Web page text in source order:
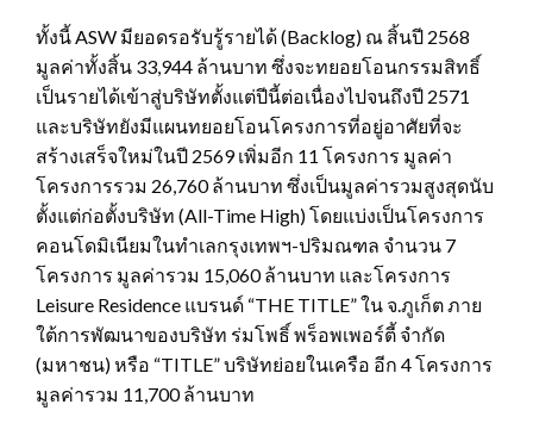
ทั้งนี้ ASW มียอดรอรับรู้รายได้ (Backlog) ณ สิ้นปี 2568
มูลค่าทั้งสิ้น 33,944 ล้านบาท ซึ่งจะทยอยโอนกรรมสิทธิ์
เป็นรายได้เข้าสู่บริษัทตั้งแต่ปีนี้ต่อเนื่องไปจนถึงปี 2571
และบริษัทยังมีแผนทยอยโอนโครงการที่อยู่อาศัยที่จะ
สร้างเสร็จใหม่ในปี 2569 เพิ่มอีก 11 โครงการ มูลค่า
โครงการรวม 26,760 ล้านบาท ซึ่งเป็นมูลค่ารวมสูงสุดนับ
ตั้งแต่ก่อตั้งบริษัท (All-Time High) โดยแบ่งเป็นโครงการ
คอนโดมิเนียมในทำเลกรุงเทพฯ-ปริมณฑล จำนวน 7
โครงการ มูลค่ารวม 15,060 ล้านบาท และโครงการ
Leisure Residence แบรนด์ “THE TITLE” ใน จ.ภูเก็ต ภาย
ใต้การพัฒนาของบริษัท ร่มโพธิ์ พร็อพเพอร์ตี้ จำกัด
(มหาชน) หรือ “TITLE” บริษัทย่อยในเครือ อีก 4 โครงการ
มูลค่ารวม 11,700 ล้านบาท